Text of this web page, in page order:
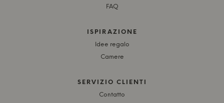
FAQ
ISPIRAZIONE
Idee regalo
Camere
SERVIZIO CLIENTI
Contatto